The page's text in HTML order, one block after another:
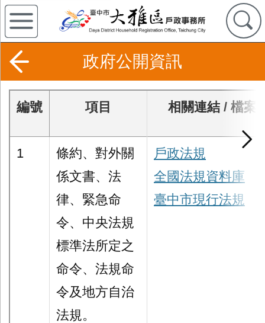
政府公開資訊
編號 項目 相關連結 / 檔案
1
條約、對外關
係文書、法
律、緊急命
令、中央法規
標準法所定之
命令、法規命
令及地方自治
法規。
戶政法規
全國法規資料庫
臺中市現行法規